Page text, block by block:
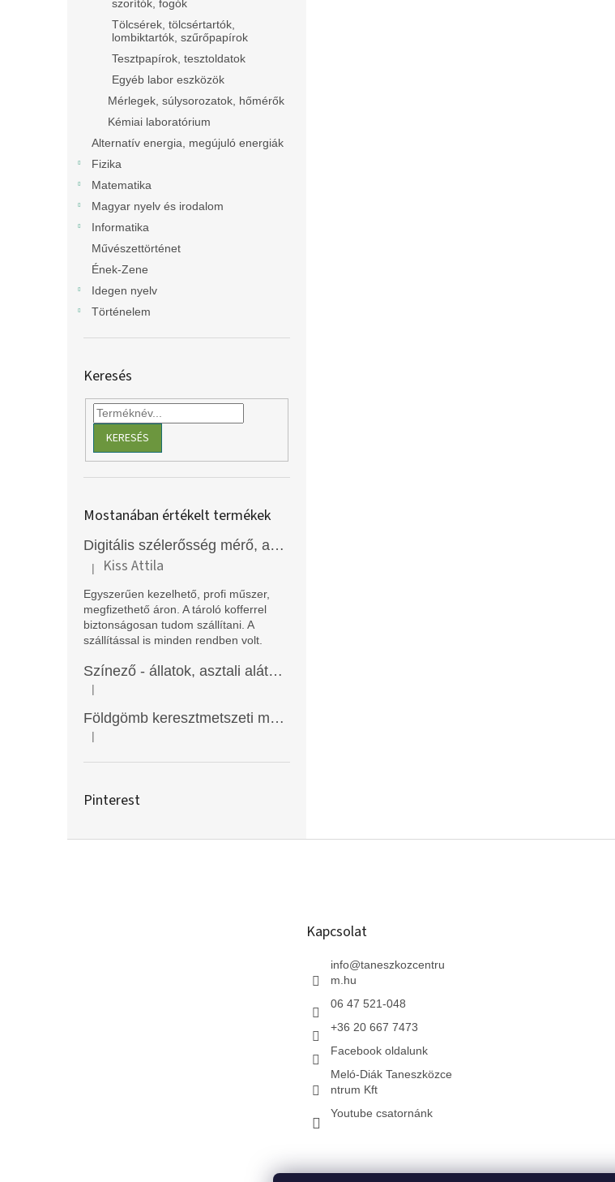
szorítók, fogók
Tölcsérek, tölcsértartók,
lombiktartók, szűrőpapírok
Tesztpapírok, tesztoldatok
Egyéb labor eszközök
Mérlegek, súlysorozatok, hőmérők
Kémiai laboratórium
Alternatív energia, megújuló energiák
Fizika
Matematika
Magyar nyelv és irodalom
Informatika
Művészettörténet
Ének-Zene
Idegen nyelv
Történelem
Keresés
KERESÉS
Mostanában értékelt termékek
Digitális szélerősség mérő, anemométer, EM2250
A termék értékelése 5-ből 5 csillag.
| Kiss Attila
Egyszerűen kezelhető, profi műszer,
megfizethető áron. A tároló kofferrel
biztonságosan tudom szállítani. A
szállítással is minden rendben volt.
Színező - állatok, asztali alátét, Funny Mat
A termék értékelése 5-ből 5 csillag.
|
Földgömb keresztmetszeti modell
A termék értékelése 5-ből 5 csillag.
|
Pinterest
Kapcsolat
info@taneszkozcentru
m.hu
06 47 521-048
+36 20 667 7473
Facebook oldalunk
Meló-Diák Taneszközce
ntrum Kft
Youtube csatornánk